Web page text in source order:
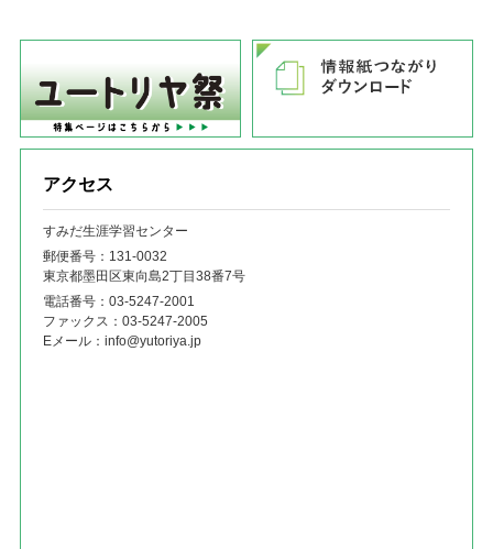
アクセス
すみだ生涯学習センター
郵便番号：131‐0032
東京都墨田区東向島2丁目38番7号
電話番号： 03-5247-2001
ファックス： 03-5247-2005
Eメール： info@yutoriya.jp